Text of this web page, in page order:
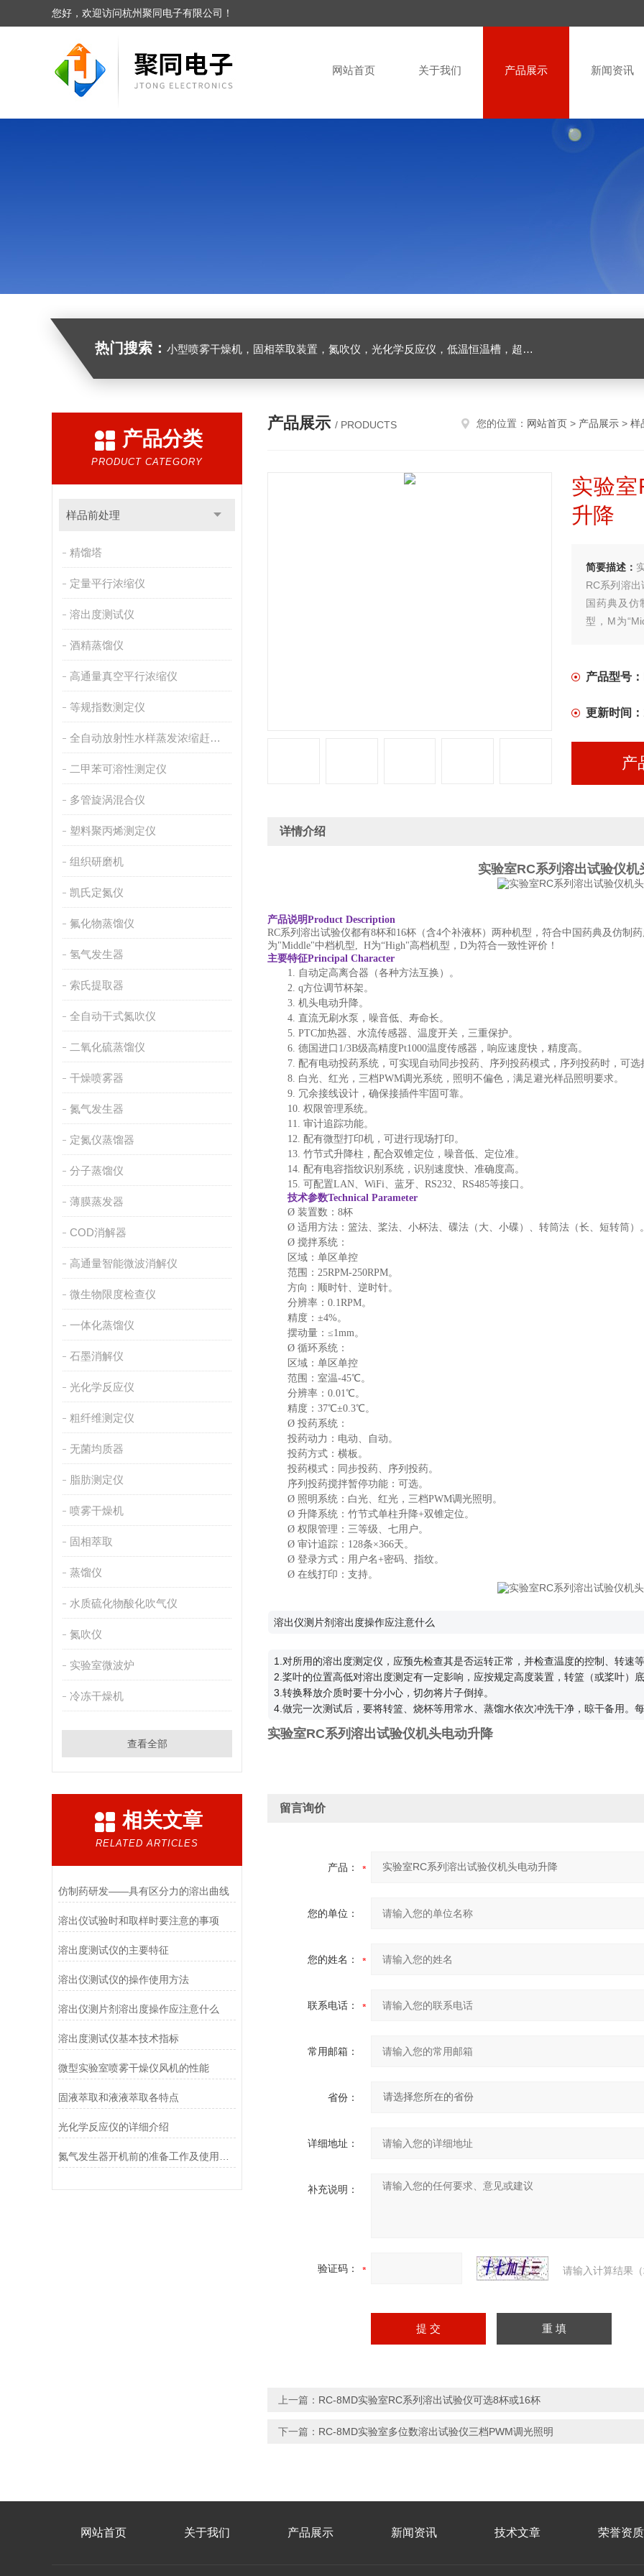
您好，欢迎访问杭州聚同电子有限公司！
网站首页 关于我们 产品展示 新闻资讯
热门搜索： 小型喷雾干燥机，固相萃取装置，氮吹仪，光化学反应仪，低温恒温槽，超声波细胞粉碎机，融浆机，超声波清洗机，血球分类计数器，干燥箱培养箱
产品分类
PRODUCT CATEGORY
样品前处理
精馏塔
定量平行浓缩仪
溶出度测试仪
酒精蒸馏仪
高通量真空平行浓缩仪
等规指数测定仪
全自动放射性水样蒸发浓缩赶酸仪
二甲苯可溶性测定仪
多管旋涡混合仪
塑料聚丙烯测定仪
组织研磨机
凯氏定氮仪
氟化物蒸馏仪
氢气发生器
索氏提取器
全自动干式氮吹仪
二氧化硫蒸馏仪
干燥喷雾器
氮气发生器
定氮仪蒸馏器
分子蒸馏仪
薄膜蒸发器
COD消解器
高通量智能微波消解仪
微生物限度检查仪
一体化蒸馏仪
石墨消解仪
光化学反应仪
粗纤维测定仪
无菌均质器
脂肪测定仪
喷雾干燥机
固相萃取
蒸馏仪
水质硫化物酸化吹气仪
氮吹仪
实验室微波炉
冷冻干燥机
查看全部
相关文章
RELATED ARTICLES
仿制药研发——具有区分力的溶出曲线
溶出仪试验时和取样时要注意的事项
溶出度测试仪的主要特征
溶出仪测试仪的操作使用方法
溶出仪测片剂溶出度操作应注意什么
溶出度测试仪基本技术指标
微型实验室喷雾干燥仪风机的性能
固液萃取和液液萃取各特点
光化学反应仪的详细介绍
产品展示 / PRODUCTS 您的位置： 网站首页 > 产品展示 > 样
实验室
升降
简要描述：
RC系列溶
国药典及仿
型，M为
产品型号：
更新时间：
产
详情介绍
实验室RC系列溶出试验仪机
产品说明Product Description
RC系列溶出试验仪都有8杯和16杯（含4个补液杯）两种机型，符合中国药典及仿制
为"Middle"中档机型, H为“High"高档机型，D为符合一致性评价！
主要特征Principal Character
1. 自动定高离合器（各种方法互换）。
2. q方位调节杯架。
3. 机头电动升降。
4. 直流无刷水泵，噪音低、寿命长。
5. PTC加热器、水流传感器、温度开关，三重保护。
6. 德国进口 1/3B级高精度Pt1000温度传感器，响应速度快，精度高。
7. 配有电动投药系统，可实现自动同步投药、序列投药模式，序列投药时，可选
8. 白光、红光，三档PWM调光系统，照明不偏色，满足避光样品照明要求。
9. 冗余接线设计，确保接插件牢固可靠。
10. 权限管理系统。
11. 审计追踪功能。
12. 配有微型打印机，可进行现场打印。
13. 竹节式升降柱，配合双锥定位，噪音低、定位准。
14. 配有电容指纹识别系统，识别速度快、准确度高。
15. 可配置LAN、WiFi、蓝牙、RS232、RS485等接口。
技术参数Technical Parameter
Ø 装置数： 8杯
Ø 适用方法：篮法、桨法、小杯法、碟法（ 大、小碟）、转筒法（长、短转筒）。
Ø 搅拌系统：
区域：单区单控
范围： 25RPM-250RPM。
方向：顺时针、逆时针。
分辨率： 0.1RPM。
精度： ±4%。
摆动量： ≤1mm。
Ø 循环系统：
区域：单区单控
范围：室温-45℃。
分辨率： 0.01℃。
精度： 37℃±0.3℃。
Ø 投药系统：
投药动力：电动、自动。
投药方式：横板。
投药模式：同步投药、序列投药。
序列投药搅拌暂停功能：可选。
Ø 照明系统：白光、红光，三档PWM调光照明。
Ø 升降系统：竹节式单柱升降+双锥定位。
Ø 权限管理：三等级、七用户。
Ø 审计追踪： 128条×366天。
Ø 登录方式：用户名+密码、指纹。
Ø 在线打印：支持。
溶出仪测片剂溶出度操作应注意什么
1.对所用的溶出度测定仪，应预先检查其是否运转正常，并检查温度的控制、转速
2.桨叶的位置高低对溶出度测定有一定影响，应按规定高度装置，转篮（或桨叶）
3.转换释放介质时要十分小心，切勿将片子倒掉。
4.做完一次测试后，要将转篮、烧杯等用常水、蒸馏水依次冲洗干净，晾干备用。
实验室RC系列溶出试验仪机头电动升降
留言询价
产品：
您的单位：
您的姓名：
联系电话：
常用邮箱：
省份：
详细地址：
补充说明：
验证码： 请输入计算结果
上一篇： RC-8MD实验室RC系列溶出试验仪可选8杯或16杯
下一篇： RC-8MD实验室多位数溶出试验仪三档PWM调光照明
网站首页 关于我们 产品展示 新闻资讯 技术文章 荣誉资质